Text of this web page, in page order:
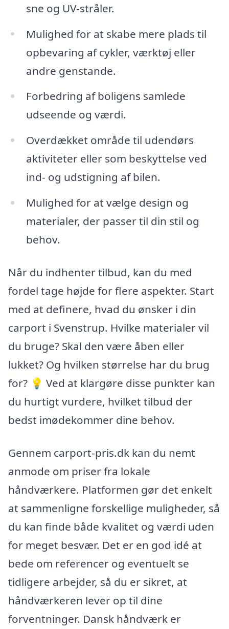
sne og UV-stråler.
Mulighed for at skabe mere plads til
opbevaring af cykler, værktøj eller
andre genstande.
Forbedring af boligens samlede
udseende og værdi.
Overdækket område til udendørs
aktiviteter eller som beskyttelse ved
ind- og udstigning af bilen.
Mulighed for at vælge design og
materialer, der passer til din stil og
behov.
Når du indhenter tilbud, kan du med
fordel tage højde for flere aspekter. Start
med at definere, hvad du ønsker i din
carport i Svenstrup. Hvilke materialer vil
du bruge? Skal den være åben eller
lukket? Og hvilken størrelse har du brug
for? 💡 Ved at klargøre disse punkter kan
du hurtigt vurdere, hvilket tilbud der
bedst imødekommer dine behov.
Gennem carport-pris.dk kan du nemt
anmode om priser fra lokale
håndværkere. Platformen gør det enkelt
at sammenligne forskellige muligheder, så
du kan finde både kvalitet og værdi uden
for meget besvær. Det er en god idé at
bede om referencer og eventuelt se
tidligere arbejder, så du er sikret, at
håndværkeren lever op til dine
forventninger. Dansk håndværk er